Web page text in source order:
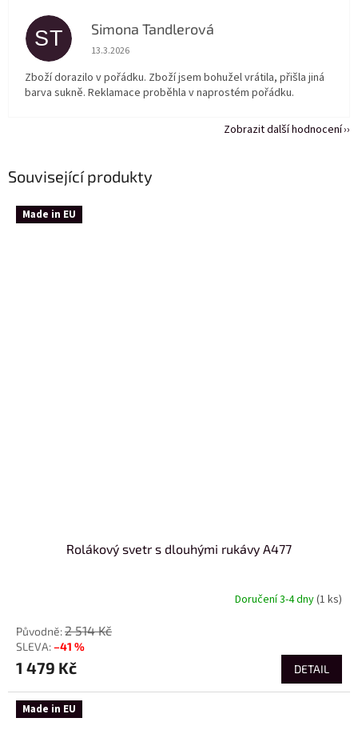
Související produkty
Made in EU
Rolákový svetr s dlouhými rukávy A477
Doručení 3-4 dny(1 ks)
2 514 Kč
–41 %
1 479 Kč DETAIL
Made in EU
ST Simona Tandlerová
Hodnocení obchodu je 5 z 5 hvězdiček.
13.3.2026
Zboží dorazilo v pořádku. Zboží jsem bohužel vrátila, přišla jiná
barva sukně. Reklamace proběhla v naprostém pořádku.
Zobrazit další hodnocení